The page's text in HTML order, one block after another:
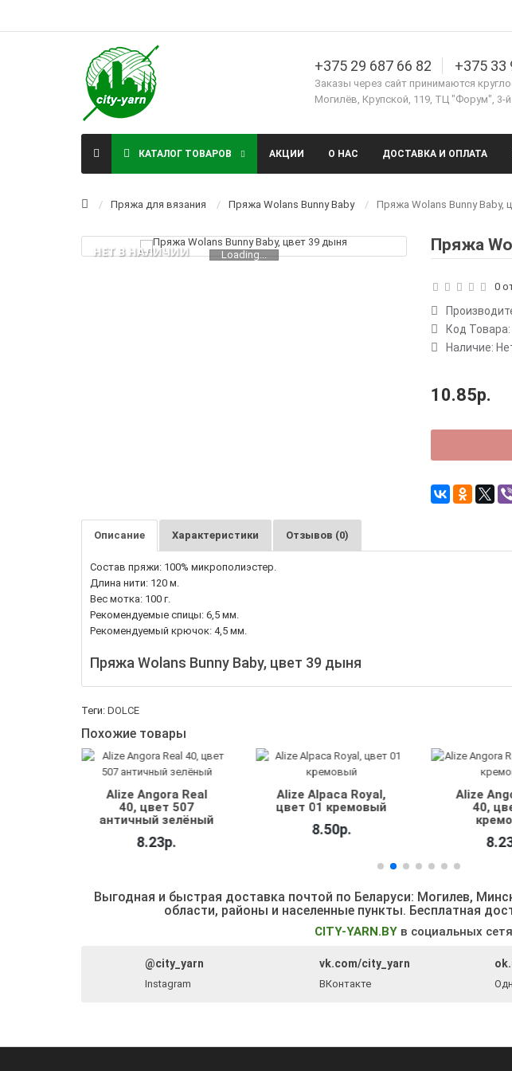
+375 29 687 66 82 +375 33
Заказы через сайт принимаются
Могилёв, Крупской, 119, ТЦ "Форум", 3-
КАТАЛОГ ТОВАРОВ АКЦИИ О НАС ДОСТАВКА И ОПЛАТА
Пряжа для вязания Пряжа Wolans Bunny Baby Пряжа Wolans Bunny Baby,
НЕТ В НАЛИЧИИ Loading...
Пряжа
0
Код Товара:
Наличие:
10.85р.
Описание Характеристики Отзывов (0)
Состав пряжи: 100% микрополиэстер.
Длина нити: 120 м.
Вес мотка: 100 г.
Рекомендуемые спицы: 6,5 мм.
Рекомендуемый крючок: 4,5 мм.
Пряжа Wolans Bunny Baby, цвет 39 дыня
Теги: DOLCE
Похожие товары
Alize Angora Real
античный зелёный
Alize Alpaca Royal,
цвет 01 кремовый
Alize Angora Real
Выгодная и быстрая доставка почтой по Беларуси: Могилев,
области, районы и населенные пункты. Бесплатная
CITY-YARN.BY в социальных
@city_yarn
Instagram
vk.com/city_yarn
ВКонтакте